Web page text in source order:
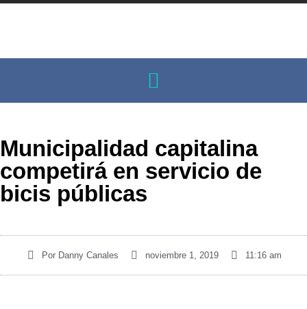
Municipalidad capitalina
competirá en servicio de
bicis públicas
Por Danny Canales noviembre 1, 2019 11:16 am